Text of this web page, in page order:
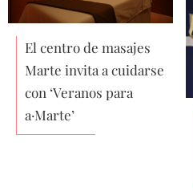
El centro de masajes
Marte invita a cuidarse
con ‘Veranos para
a·Marte’